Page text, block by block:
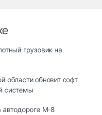
грузовик на
области обновит софт
системы
автодороге М-8